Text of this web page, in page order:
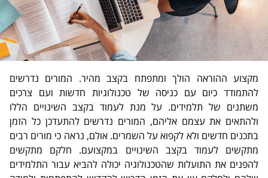
דף הבית פיתוח מקצועי לעובדי הוראה
מקצוע ההוראה הולך ומתפתח בקצב מהיר. המורים נדרשים
להתמודד כיום עם כניסה של טכנולוגיות חדשות ועם צרכים
משתנים של תלמידים. על מנת לעמוד בקצב השינויים הללו
ולהתאים את עצמם אליהם, המורים נדרשים להתעדכן כל הזמן
בתכנים חדשים ולא לקפוא על השמרים. אולם, נראה כי מורים רבים
מתקשים לעמוד בקצב השינויים במקצועם. חלקם מתקשים
להפנים את התועלות שהטכנולוגיה יכולה להביא עבור התלמידים